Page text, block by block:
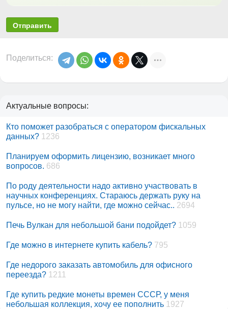
Отправить
Поделиться:
Актуальные вопросы:
Кто поможет разобраться с оператором фискальных
данных? 1236
Планируем оформить лицензию, возникает много
вопросов. 686
По роду деятельности надо активно участвовать в
научных конференциях. Стараюсь держать руку на
пульсе, но не могу найти, где можно сейчас.. 2694
Печь Вулкан для небольшой бани подойдет? 1059
Где можно в интернете купить кабель? 795
Где недорого заказать автомобиль для офисного
переезда? 1211
Где купить редкие монеты времен СССР, у меня
небольшая коллекция, хочу ее пополнить 1927